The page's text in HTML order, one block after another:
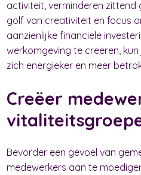
activiteit, verminderen zittend
golf van creativiteit en focus
aanzienlijke financiële
werkomgeving te creëren,
zich energieker en meer
Creëer
Bevorder een gevoel van
medewerkers aan te